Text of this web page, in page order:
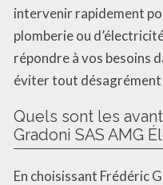
intervenir rapidement
plomberie ou
répondre à vos besoins
éviter tout
Quels sont les
Gradoni SAS AMG
En choisissant Frédéric